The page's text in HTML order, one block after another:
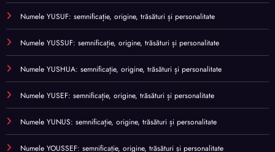
Numele YUSUF: semnificație, origine, trăsături și personalitate
Numele YUSSUF: semnificație, origine, trăsături și personalitate
Numele YUSHUA: semnificație, origine, trăsături și personalitate
Numele YUSEF: semnificație, origine, trăsături și personalitate
Numele YUNUS: semnificație, origine, trăsături și personalitate
Numele YOUSSEF: semnificație, origine, trăsături și personalitate